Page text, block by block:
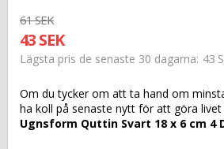
61 SEK
43 SEK
Lägsta pris de senaste 30 dagarna 43
Om du tycker om att ta hand om
ha koll på senaste nytt för att göra
Ugnsform Quttin Svart 18 x 6 cm 4